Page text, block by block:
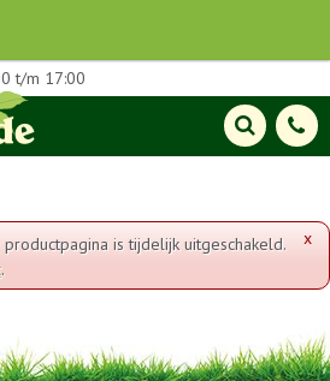
t/m 17:00
x
is tijdelijk uitgeschakeld.
.